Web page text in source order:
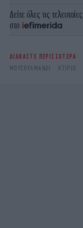
Δείτε όλες τις τελευταίες
στο
ΔΙΑΒΑΣΤΕ ΠΕΡΙΣΣΟΤΕΡΑ
ΜΟΥΣΟΥΛΜΆΝΟΙ
ΚΤΊΡΙΟ